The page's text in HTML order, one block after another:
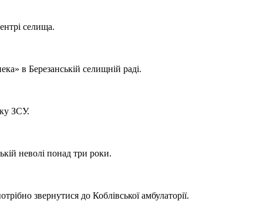
селища.
в Березанській селищній раді.
ЗСУ.
неволі понад три роки.
звернутися до Коблівської амбулаторії.